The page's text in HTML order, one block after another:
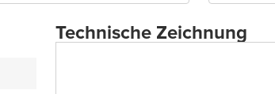
Technische Zeichnung